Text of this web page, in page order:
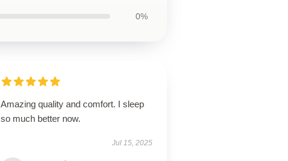
0%
Amazing quality and comfort. I sleep
so much better now.
Jul 15, 2025